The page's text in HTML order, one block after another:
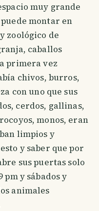
muy grande
montar en
zoológico de
caballos
primera vez
chivos, burros,
con uno que sus
cerdos, gallinas,
monos, eran
limpios y
y saber que por
sus puertas solo
pm y sábados y
animales